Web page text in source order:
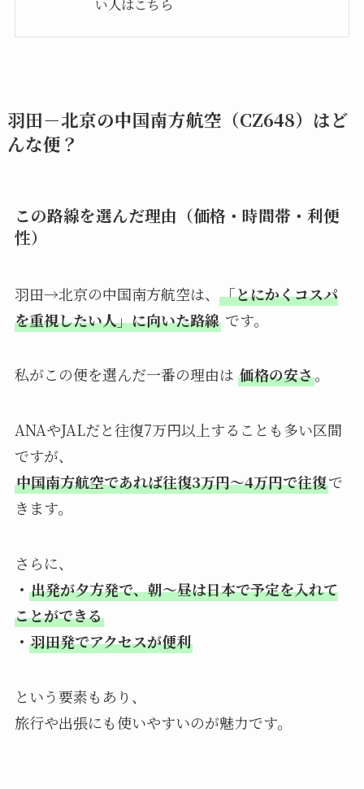
い人はこちら
羽田－北京の中国南方航空（CZ648）はど
んな便？
この路線を選んだ理由（価格・時間帯・利便
性）
羽田→北京の中国南方航空は、 「とにかくコスパ
を重視したい人」に向いた路線です。
私がこの便を選んだ一番の理由は 価格の安さ。
ANAやJALだと往復7万円以上することも多い区間
ですが、
中国南方航空であれば往復3万円～4万円で往復で
きます。
さらに、
・ 出発が夕方発で、朝～昼は日本で予定を入れて
ことができる
・ 羽田発でアクセスが便利
という要素もあり、
旅行や出張にも使いやすいのが魅力です。